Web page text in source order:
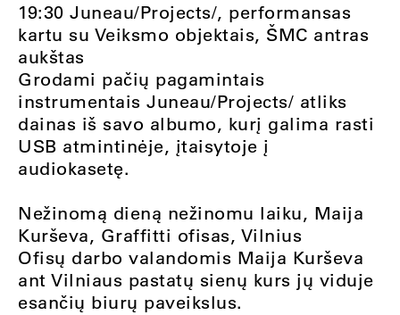
19:30 Juneau/Projects/, performansas
kartu su Veiksmo objektais, ŠMC antras
aukštas
Grodami pačių pagamintais
instrumentais Juneau/Projects/ atliks
dainas iš savo albumo, kurį galima rasti
USB atmintinėje, įtaisytoje į
audiokasetę.
Nežinomą dieną nežinomu laiku, Maija
Kurševa, Graffitti ofisas, Vilnius
Ofisų darbo valandomis Maija Kurševa
ant Vilniaus pastatų sienų kurs jų viduje
esančių biurų paveikslus.